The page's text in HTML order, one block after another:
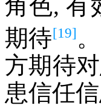
角色, 有
期待[19]
方期待
患信任信